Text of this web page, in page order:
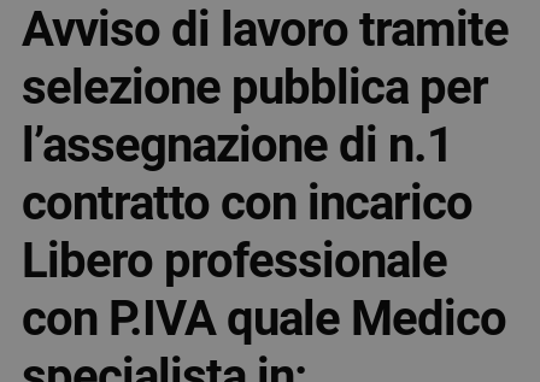
Avviso di lavoro tramite
selezione pubblica per
l’assegnazione di n.1
contratto con incarico
Libero professionale
con P.IVA quale Medico